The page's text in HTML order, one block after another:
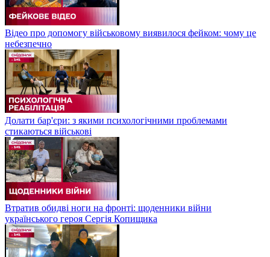
Відео про допомогу військовому виявилося фейком: чому це
небезпечно
Долати бар'єри: з якими психологічними проблемами
стикаються військові
Втратив обидві ноги на фронті: щоденники війни
українського героя Сергія Копищика